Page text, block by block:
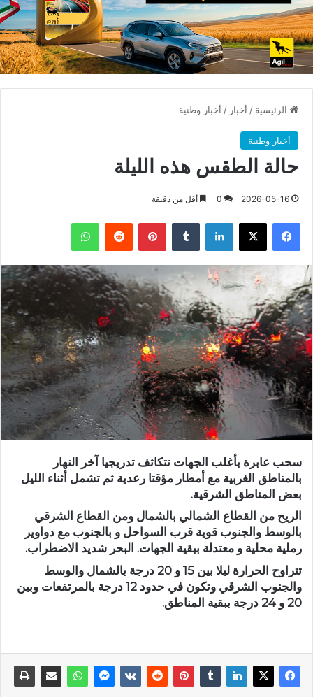
الرئيسية / أخبار / أخبار وطنية
أخبار وطنية
حالة الطقس هذه الليلة
2026-05-16
0 أقل من دقيقة
فيسبوك X لينكدإن بينتيريست واتساب
سحب عابرة بأغلب الجهات تتكاثف تدريجيا آخر النهار
بالمناطق الغربية مع أمطار مؤقتا رعدية ثم تشمل أثناء الليل
بعض المناطق الشرقية.
الريح من القطاع الشمالي بالشمال ومن القطاع الشرقي
بالوسط والجنوب قوية قرب السواحل و بالجنوب مع دواوير
رملية محلية و معتدلة ببقية الجهات. البحر شديد الاضطراب.
تتراوح الحرارة ليلا بين 15 و 20 درجة بالشمال والوسط
والجنوب الشرقي وتكون في حدود 12 درجة بالمرتفعات وبين
20 و 24 درجة ببقية المناطق.